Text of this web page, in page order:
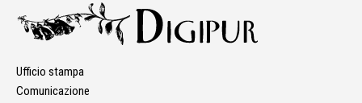
Ufficio stampa
Comunicazione